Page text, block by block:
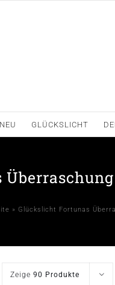
NEU GLÜCKSLICHT
» Glückslicht Fortunas
Zeige 90 Produkte